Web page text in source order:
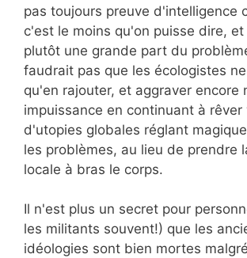
pas toujours preuve d'intelligence
c'est le moins qu'on puisse dire,
plutôt une grande part du
faudrait pas que les écologistes
qu'en rajouter, et aggraver encore
impuissance en continuant à rêver
d'utopies globales réglant
les problèmes, au lieu de prendre
locale à bras le corps.
Il n'est plus un secret pour
les militants souvent!) que les
idéologies sont bien mortes